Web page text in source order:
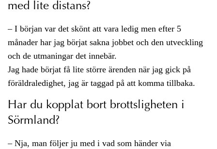
med lite distans?
– I början var det skönt att vara ledig men efter 5
månader har jag börjat sakna jobbet och den utveckling
och de utmaningar det innebär.
Jag hade börjat få lite större ärenden när jag gick på
föräldraledighet, jag är taggad på att komma tillbaka.
Har du kopplat bort brottsligheten i
Sörmland?
– Nja, man följer ju med i vad som händer via